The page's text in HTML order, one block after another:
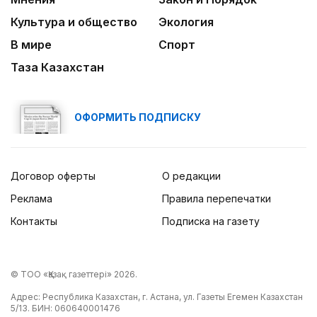
Культура и общество
Экология
В мире
Спорт
Таза Казахстан
ОФОРМИТЬ ПОДПИСКУ
Договор оферты
Реклама
Контакты
О редакции
Правила перепечатки
Подписка на газету
© ТОО «Қазақ газеттері» 2026.
Адрес: Республика Казахстан, г. Астана, ул. Газеты Егемен Казахстан
5/13. БИН: 060640001476